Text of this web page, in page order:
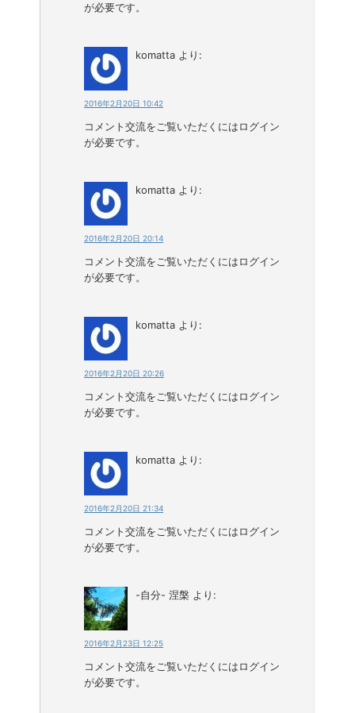
が必要です。
komatta より:
2016年2月20日 10:42
コメント交流をご覧いただくにはログイン
が必要です。
komatta より:
2016年2月20日 20:14
コメント交流をご覧いただくにはログイン
が必要です。
komatta より:
2016年2月20日 20:26
コメント交流をご覧いただくにはログイン
が必要です。
komatta より:
2016年2月20日 21:34
コメント交流をご覧いただくにはログイン
が必要です。
-自分- 涅槃 より:
2016年2月23日 12:25
コメント交流をご覧いただくにはログイン
が必要です。